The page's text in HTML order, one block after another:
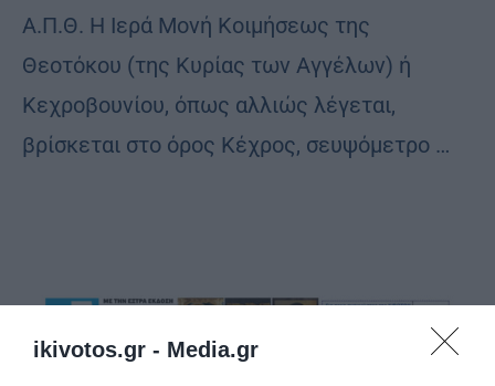
ikivotos.gr - Media.gr
Α.Π.Θ. Η Ιερά Μονή Κοιμήσεως της
Θεοτόκου (της Κυρίας των Αγγέλων) ή
Κεχροβουνίου, όπως αλλιώς λέγεται,
βρίσκεται στο όρος Κέχρος, σευψόμετρο …